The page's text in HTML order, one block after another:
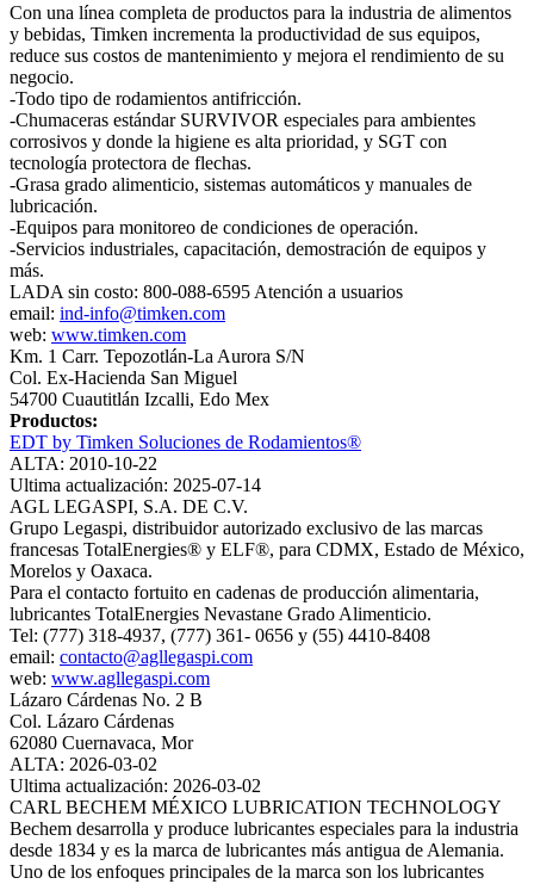
Con una línea completa de productos para la industria de alimentos
y bebidas, Timken incrementa la productividad de sus equipos,
reduce sus costos de mantenimiento y mejora el rendimiento de su
negocio.
-Todo tipo de rodamientos antifricción.
-Chumaceras estándar SURVIVOR especiales para ambientes
corrosivos y donde la higiene es alta prioridad, y SGT con
tecnología protectora de flechas.
-Grasa grado alimenticio, sistemas automáticos y manuales de
lubricación.
-Equipos para monitoreo de condiciones de operación.
-Servicios industriales, capacitación, demostración de equipos y
más.
LADA sin costo: 800-088-6595 Atención a usuarios
email: ind-info@timken.com
web: www.timken.com
Km. 1 Carr. Tepozotlán-La Aurora S/N
Col. Ex-Hacienda San Miguel
54700 Cuautitlán Izcalli, Edo Mex
Productos:
EDT by Timken Soluciones de Rodamientos®
ALTA: 2010-10-22
Ultima actualización: 2025-07-14
AGL LEGASPI, S.A. DE C.V.
Grupo Legaspi, distribuidor autorizado exclusivo de las marcas
francesas TotalEnergies® y ELF®, para CDMX, Estado de México,
Morelos y Oaxaca.
Para el contacto fortuito en cadenas de producción alimentaria,
lubricantes TotalEnergies Nevastane Grado Alimenticio.
Tel: (777) 318-4937, (777) 361- 0656 y (55) 4410-8408
email: contacto@agllegaspi.com
web: www.agllegaspi.com
Lázaro Cárdenas No. 2 B
Col. Lázaro Cárdenas
62080 Cuernavaca, Mor
ALTA: 2026-03-02
Ultima actualización: 2026-03-02
CARL BECHEM MÉXICO LUBRICATION TECHNOLOGY
Bechem desarrolla y produce lubricantes especiales para la industria
desde 1834 y es la marca de lubricantes más antigua de Alemania.
Uno de los enfoques principales de la marca son los lubricantes